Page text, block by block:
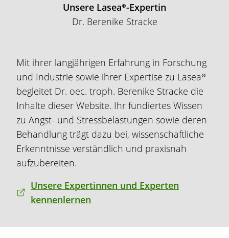
Unsere Lasea®-Expertin
Dr. Berenike Stracke
Mit ihrer langjährigen Erfahrung in Forschung
und Industrie sowie ihrer Expertise zu Lasea®
begleitet Dr. oec. troph. Berenike Stracke die
Inhalte dieser Website. Ihr fundiertes Wissen
zu Angst- und Stressbelastungen sowie deren
Behandlung trägt dazu bei, wissenschaftliche
Erkenntnisse verständlich und praxisnah
aufzubereiten.
Unsere Expertinnen und Experten
kennenlernen